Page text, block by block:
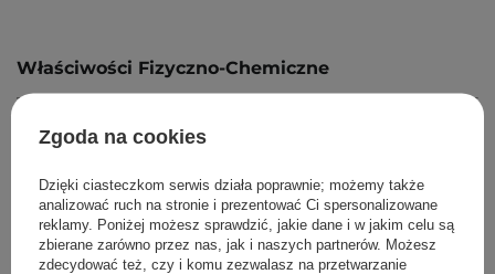
Właściwości Fizyczno-Chemiczne
biały proszek
rozpuszczalny w wodzie
Powrót do Cosipedii
Zgoda na cookies
Dzięki ciasteczkom serwis działa poprawnie; możemy także
analizować ruch na stronie i prezentować Ci spersonalizowane
reklamy. Poniżej możesz sprawdzić, jakie dane i w jakim celu są
zbierane zarówno przez nas, jak i naszych partnerów. Możesz
zdecydować też, czy i komu zezwalasz na przetwarzanie